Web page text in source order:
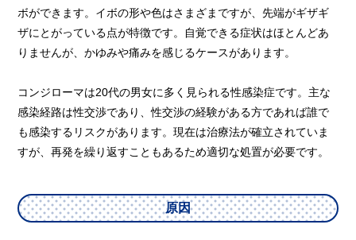
ボができます。イボの形や色はさまざまですが、先端がギザギ
ザにとがっている点が特徴です。自覚できる症状はほとんどあ
りませんが、かゆみや痛みを感じるケースがあります。
コンジローマは20代の男女に多く見られる性感染症です。主な
感染経路は性交渉であり、性交渉の経験がある方であれば誰で
も感染するリスクがあります。現在は治療法が確立されていま
すが、再発を繰り返すこともあるため適切な処置が必要です。
原因